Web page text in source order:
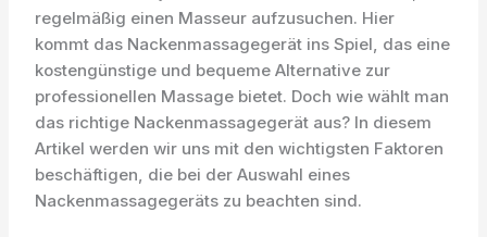
regelmäßig einen Masseur aufzusuchen. Hier
kommt das Nackenmassagegerät ins Spiel, das eine
kostengünstige und bequeme Alternative zur
professionellen Massage bietet. Doch wie wählt man
das richtige Nackenmassagegerät aus? In diesem
Artikel werden wir uns mit den wichtigsten Faktoren
beschäftigen, die bei der Auswahl eines
Nackenmassagegeräts zu beachten sind.